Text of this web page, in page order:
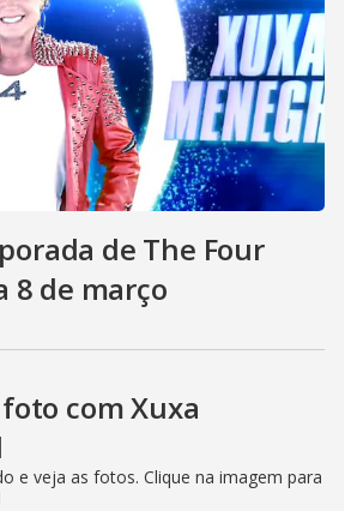
de The Four
8 de março
com Xuxa
e veja as fotos. Clique na imagem para